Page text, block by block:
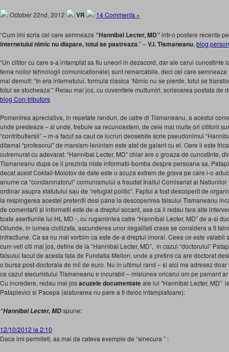
October 22nd, 2012 VR 14 Comments »
“Cum imi scria cel care semneaza “Hannibal Lecter, MD”intr-o postare recenta
internetului nimic nu dispare, totul se pastreaza.” –V.I. Tismaneanu, blog
“Un cititor cu care s-a intamplat sa fiu uneori in dezacord, dar ale carui cunostinte
tema noilor tehnologii comunicationale) sunt remarcabile, deci cel care semneaza
mai demult: “In era internetului, formula clasica ‘Nimic nu se pierde, totul se
totul se stocheaza’” Reiau mai jos, cu cuvenitele multumiri, scrisoarea postata de
blog Con-tributors
Pomenirea apreciativa, in repetate randuri, de catre dl Tismaneanu, a acestui
unde presteaza – si unde, trebuie sa recunoastem, de cele mai multe ori cititorii
“contributlersii” – m-a facut sa caut ce lucruri deosebite scrie pseudonimul
ditamai “profesorul” de marxism-leninism este atat de galant cu el. Oare ii este
cutremurat cu adevarat: “Hannibal Lecter, MD” chiar are o groaza de cunostinte,
Tismaneanu dupa ce ii prezinta niste informatii-bomba despre persoana sa,
decat acest Coktail-Molotov de date este o acuza extrem de grava pe care i-o
anume ca “condamnatorul” comunismului a fraudat Inaltul Comisariat al
ordinar asupra statutului sau de “refugiat politic”. Faptul a fost descoperit de
la respingerea acestei pretentii desi pana la descoperirea falsului Tismaneanu
de comentarii si informatii este de-a dreptul socant, asa ca il redau fara alte
toate asertiunile lui HL MD -, cu rugamintea catre “Hannibal Lecter, MD” de a-si
Oriunde, in lumea civilizata, ascunderea unor ilegalitati crase se considera a fi
infractiune. Ca sa nu mai vorbim ca este de-a dreptul imoral. Ceea ce este valabil
cum veti citi mai jos, detine de la “Hannibal Lecter, MD”, in cazul “doctorului”
falsului facut de acesta fata de Fundatia Mellon, unde a pretins ca are doctorat
o bursa post-doctorala de mii de euro. Nu in ultimul rand – si aici ma adresez doar
ca cazul siecuristului Tismaneanu e incurabil – misiunea oricarui om pe pamant
Cu incredere, redau mai josacuzeledocumentateale lui “Hannibal Lecter, MD”
Patapievici si Pacepa (alaturarea nu pare a fi deloc intamplatoare):
“Hannibal Lecter, MDspune:
12/10/2012 la 2:10
Daca imi permiteti, as mai da cateva exemple de “sinecura ” :